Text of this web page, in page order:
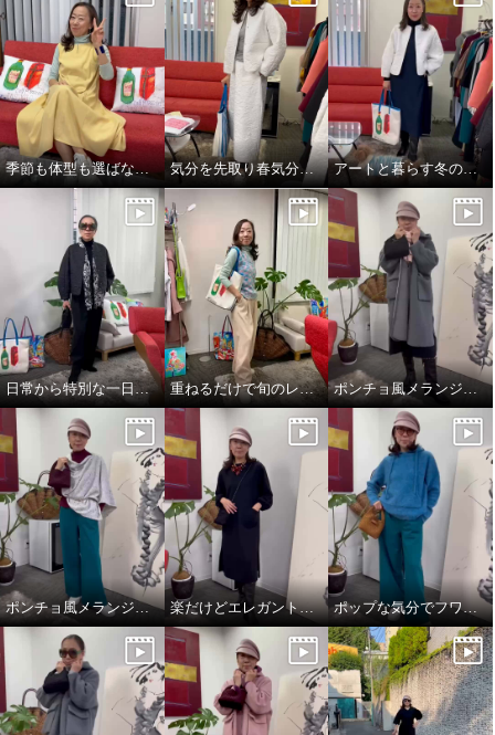
アットランティーヴァ アリア キ
ルティングジャケット
オフホワイト Ｍ
¥0
アットランティーヴァ アリア キ
ルティングスカート
オフホワイト Ｍ
¥0
季節も体型も選ばない、頼れるジャンパースカート 気分を先取り春気分コーデ^_^ アートと暮らす冬のワンシーン。
日常から特別な一日まで。表現を変えるエレガンス❣️ 重ねるだけで旬のレイヤードスタイル完成👌
ポンチョ風メランジニットストール 楽だけどエレガントスタイル ポップな気分でフワモコパーカー